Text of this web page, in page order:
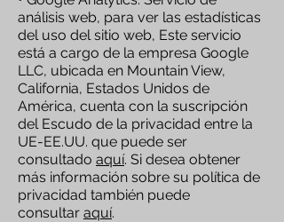
análisis web, para ver las estadísticas
del uso del sitio web, Este servicio
está a cargo de la empresa Google
LLC, ubicada en Mountain View,
California, Estados Unidos de
América, cuenta con la suscripción
del Escudo de la privacidad entre la
UE-EE.UU. que puede ser
consultado aquí. Si desea obtener
más información sobre su política de
privacidad también puede
consultar aquí.